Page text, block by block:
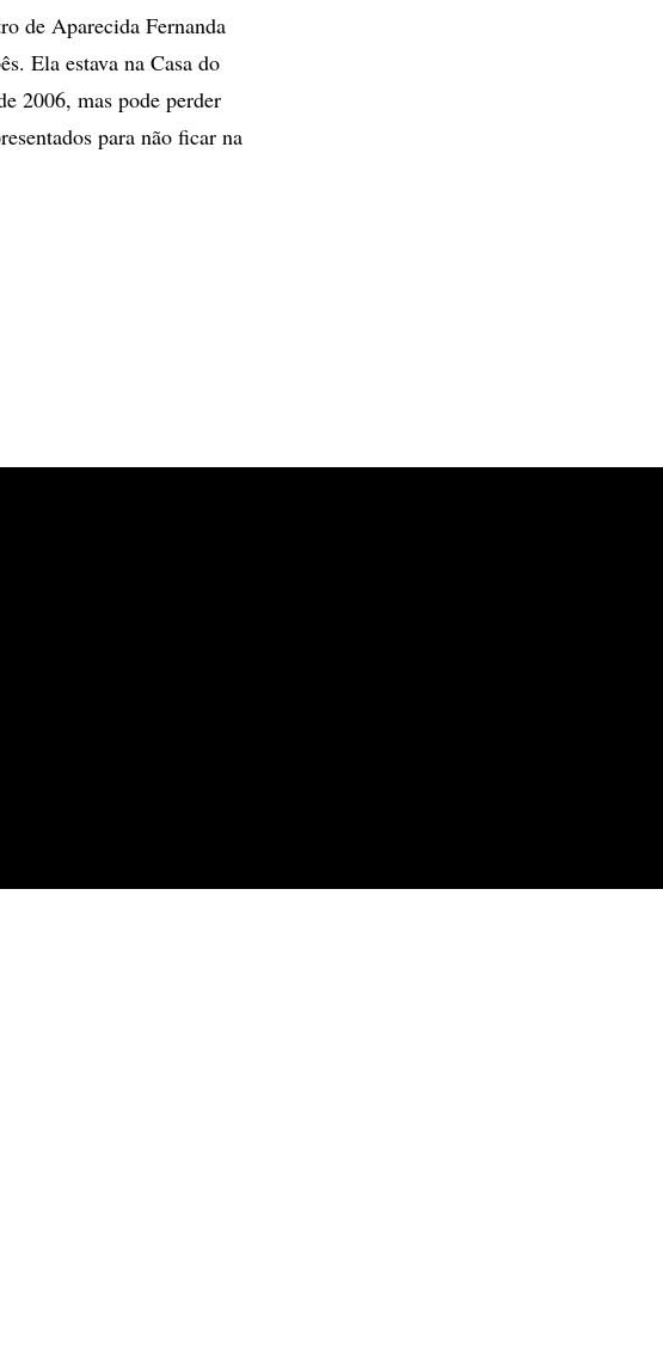
de Aparecida Fernanda
Ela estava na Casa do
2006, mas pode perder
para não ficar na